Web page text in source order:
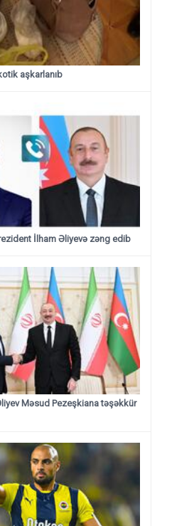
aşkarlanıb
İlham Əliyevə zəng edib
Məsud Pezeşkiana təşəkkür